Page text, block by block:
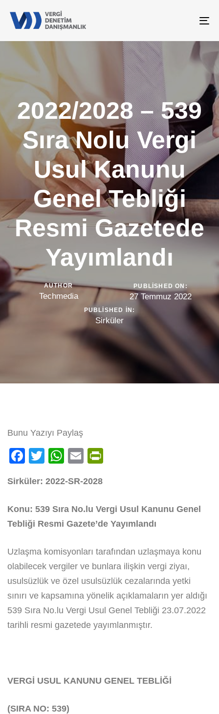
2022/2028 – 539
Sıra Nolu Vergi
Usul Kanunu
Genel Tebliği
Resmi Gazetede
Yayımlandı
AUTHOR
Techmedia
PUBLISHED ON:
27 Temmuz 2022
PUBLISHED IN:
Sirküler
Bunu Yazıyı Paylaş
Facebook
Twitter
WhatsApp
Email
Sirküler: 2022-SR-2028
Konu: 539 Sıra No.lu Vergi Usul Kanunu Genel
Tebliği Resmi Gazete’de Yayımlandı
Uzlaşma komisyonları tarafından uzlaşmaya konu
olabilecek vergiler ve bunlara ilişkin vergi ziyaı,
usulsüzlük ve özel usulsüzlük cezalarında yetki
sınırı ve kapsamına yönelik açıklamaların yer aldığı
539 Sıra No.lu Vergi Usul Genel Tebliği 23.07.2022
tarihli resmi gazetede yayımlanmıştır.
VERGİ USUL KANUNU GENEL TEBLİĞİ
(SIRA NO: 539)